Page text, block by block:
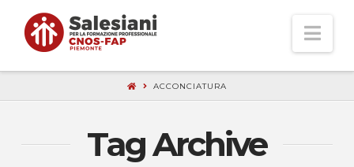
ACCONCIATURA
Tag Archive